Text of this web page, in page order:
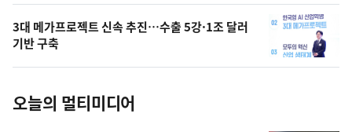
의
사
진
3대 메가프로젝트 신속 추진…수출 5강·1조 달러
기반 구축
오늘의 멀티미디어